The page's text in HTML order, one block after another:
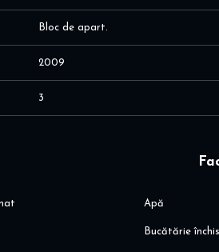
locatie: 2 min de mers pe jos
pana la metrou; 10 minute cu STB
Image
o vizionare!
Bloc de apart.
2009
3
Apă
Bucătărie